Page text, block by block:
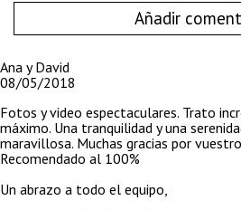
Añadir
Ana y David
08/05/2018
Fotos y video espectaculares. Trato
máximo. Una tranquilidad y una
maravillosa. Muchas gracias por
Recomendado al 100%
Un abrazo a todo el equipo,